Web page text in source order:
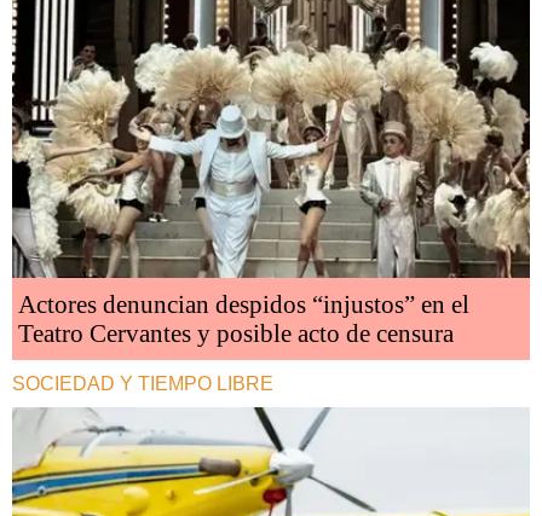
Actores denuncian despidos “injustos” en el
Teatro Cervantes y posible acto de censura
SOCIEDAD Y TIEMPO LIBRE